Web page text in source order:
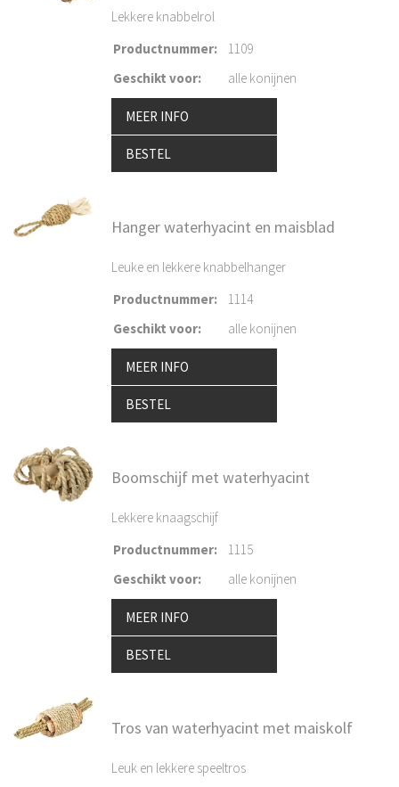
Lekkere knabbelrol
Productnummer:
1109
Geschikt voor: alle konijnen
MEER INFO
BESTEL
Hanger waterhyacint en maisblad
Leuke en lekkere knabbelhanger
Productnummer:
1114
Geschikt voor: alle konijnen
MEER INFO
BESTEL
Boomschijf met waterhyacint
Lekkere knaagschijf
Productnummer:
1115
Geschikt voor: alle konijnen
MEER INFO
BESTEL
Tros van waterhyacint met maiskolf
Leuk en lekkere speeltros